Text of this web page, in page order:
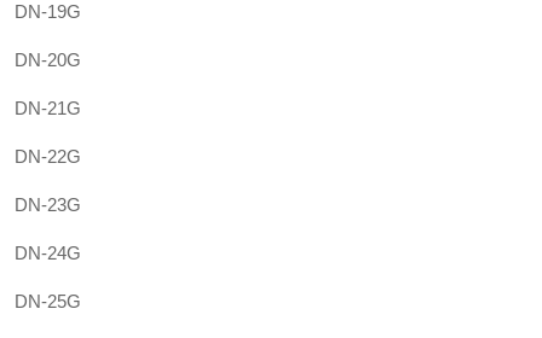
DN-19G
DN-20G
DN-21G
DN-22G
DN-23G
DN-24G
DN-25G